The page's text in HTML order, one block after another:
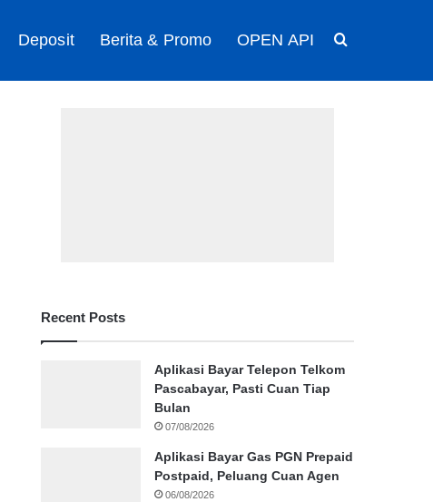
Deposit Berita & Promo OPEN API
Recent Posts
Aplikasi Bayar Telepon Telkom
Pascabayar, Pasti Cuan Tiap
Bulan
07/08/2026
Aplikasi Bayar Gas PGN Prepaid
Postpaid, Peluang Cuan Agen
06/08/2026